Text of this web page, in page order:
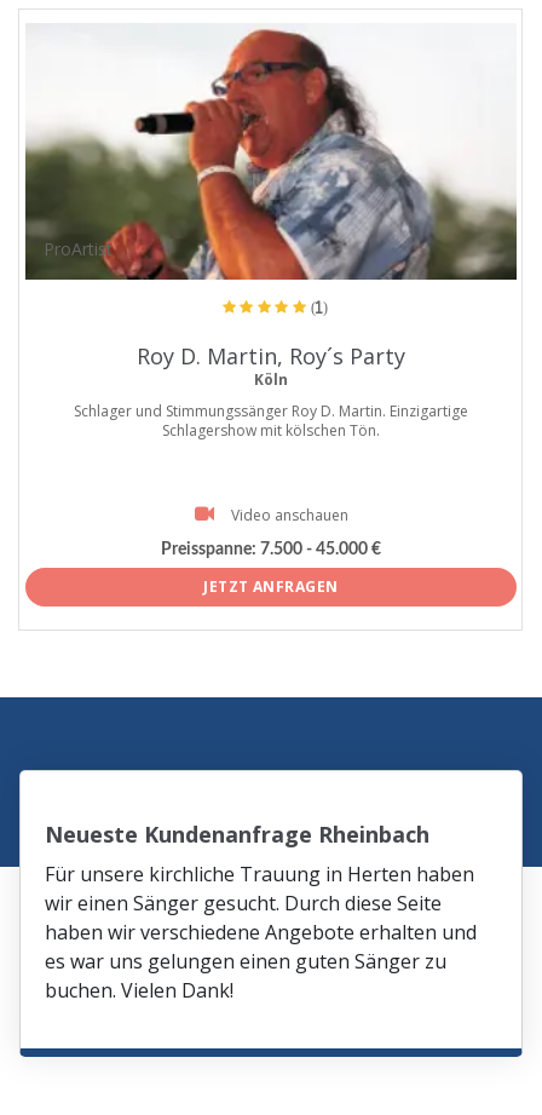
ProArtist
(1)
Roy D. Martin, Roy´s Party
Köln
Schlager und Stimmungssänger Roy D. Martin. Einzigartige
Schlagershow mit kölschen Tön.
Video anschauen
Preisspanne: 7.500 - 45.000 €
JETZT ANFRAGEN
Neueste Kundenanfrage Rheinbach
Für unsere kirchliche Trauung in Herten haben
wir einen Sänger gesucht. Durch diese Seite
haben wir verschiedene Angebote erhalten und
es war uns gelungen einen guten Sänger zu
buchen. Vielen Dank!